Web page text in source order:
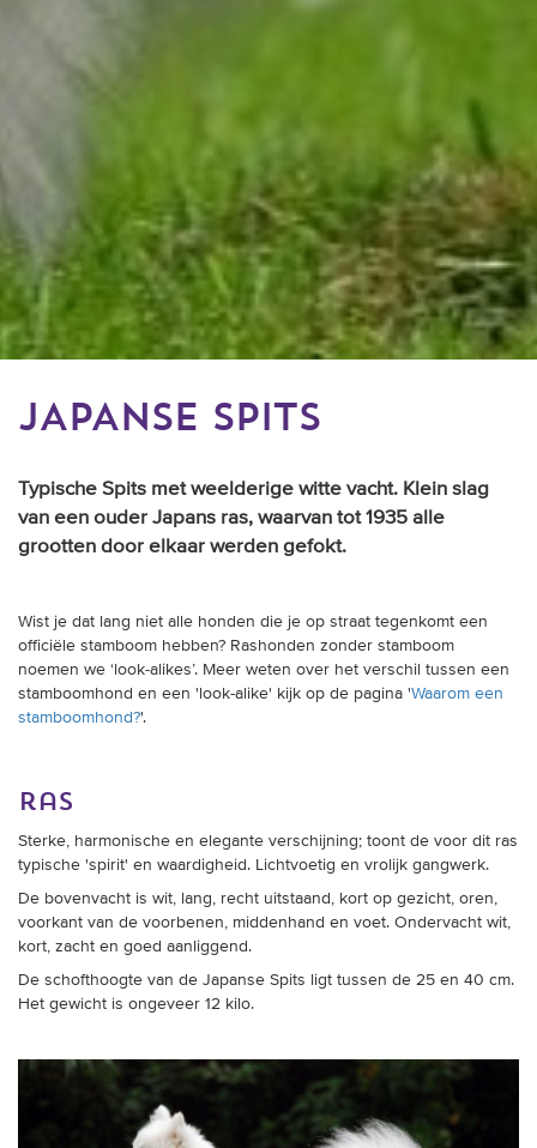
JAPANSE SPITS
Typische Spits met weelderige witte vacht. Klein slag
van een ouder Japans ras, waarvan tot 1935 alle
grootten door elkaar werden gefokt.
Wist je dat lang niet alle honden die je op straat tegenkomt een
officiële stamboom hebben? Rashonden zonder stamboom
noemen we ‘look-alikes’. Meer weten over het verschil tussen een
stamboomhond en een 'look-alike' kijk op de pagina 'Waarom een
stamboomhond?'.
ras
Sterke, harmonische en elegante verschijning; toont de voor dit ras
typische 'spirit' en waardigheid. Lichtvoetig en vrolijk gangwerk.
De bovenvacht is wit, lang, recht uitstaand, kort op gezicht, oren,
voorkant van de voorbenen, middenhand en voet. Ondervacht wit,
kort, zacht en goed aanliggend.
De schofthoogte van de Japanse Spits ligt tussen de 25 en 40 cm.
Het gewicht is ongeveer 12 kilo.
Vorige